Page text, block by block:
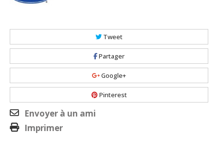
Tweet
Partager
Google+
Pinterest
Envoyer à un ami
Imprimer